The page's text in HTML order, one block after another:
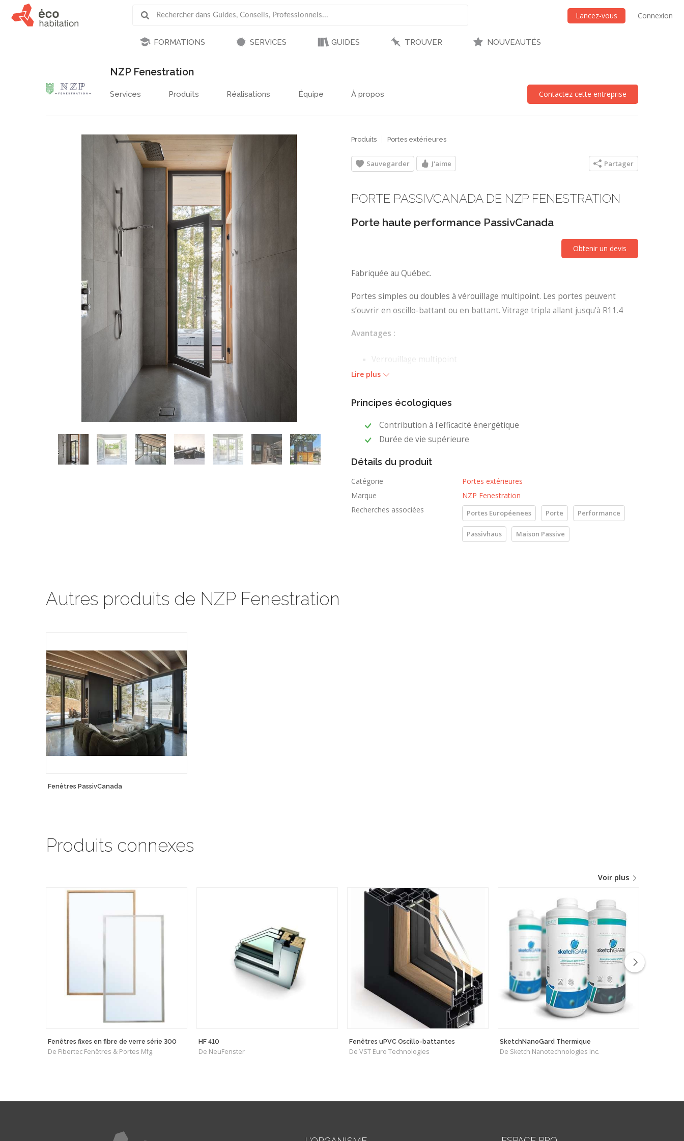
Lancez-vous Connexion
FORMATIONS SERVICES GUIDES TROUVER NOUVEAUTÉS
NZP Fenestration
Contactez cette entreprise
Services Produits Réalisations Équipe À propos
Produits Portes extérieures
Sauvegarder J'aime Partager
PORTE PASSIVCANADA DE NZP FENESTRATION
Porte haute performance PassivCanada
Obtenir un devis
Fabriquée au Québec.
Portes simples ou doubles à vérouillage multipoint. Les portes peuvent
s’ouvrir en oscillo-battant ou en battant. Vitrage tripla allant jusqu'à R11.4
Avantages :
Verrouillage multipoint
Atteint les performances PassivHaus
Seuil très bas disponible
Lire plus
Principes écologiques
Contribution à l'efficacité énergétique
Durée de vie supérieure
Détails du produit
Catégorie
Portes extérieures
Marque
NZP Fenestration
Recherches associées
Portes Européenees Porte Performance
Passivhaus Maison Passive
Autres produits de NZP Fenestration
Fenêtres PassivCanada
Produits connexes
Voir plus
Fenêtres fixes en fibre de verre série 300
De Fibertec Fenêtres & Portes Mfg.
HF 410
De NeuFenster
Fenêtres uPVC Oscillo-battantes
De VST Euro Technologies
SketchNanoGard Thermique
De Sketch Nanotechnologies Inc.